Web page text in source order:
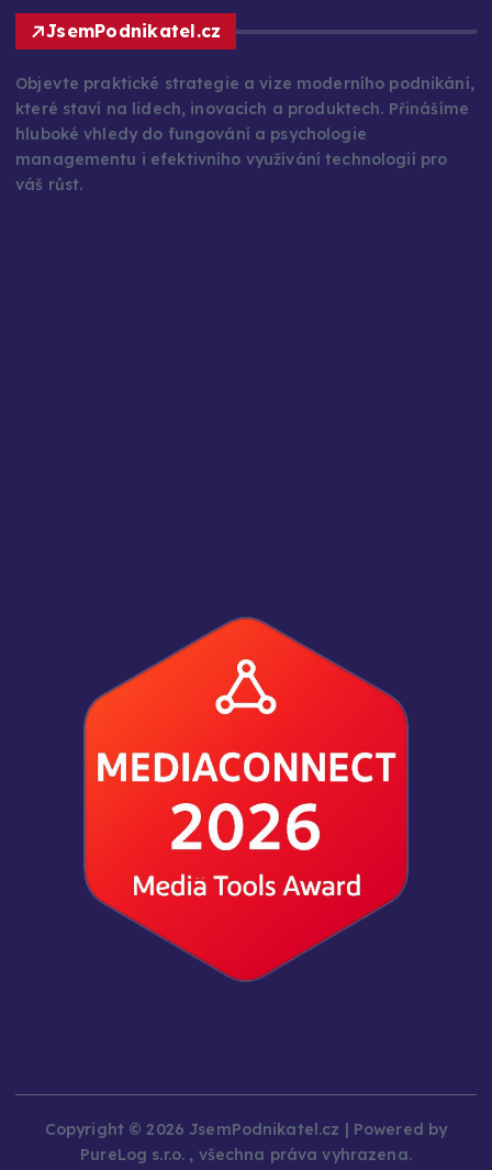
JsemPodnikatel.cz
Objevte praktické strategie a vize moderního podnikání,
které staví na lidech, inovacích a produktech. Přinášíme
hluboké vhledy do fungování a psychologie
managementu i efektivního využívání technologií pro
váš růst.
Copyright © 2026 JsemPodnikatel.cz | Powered by
PureLog s.r.o. , všechna práva vyhrazena.